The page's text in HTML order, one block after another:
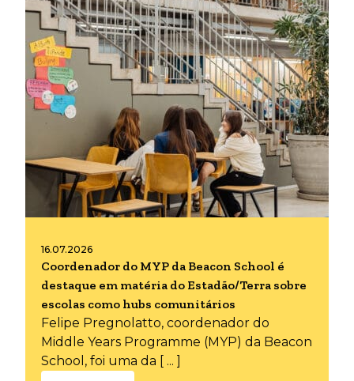
16.07.2026
Coordenador do MYP da Beacon School é
destaque em matéria do Estadão/Terra sobre
escolas como hubs comunitários
Felipe Pregnolatto, coordenador do
Middle Years Programme (MYP) da Beacon
School, foi uma da [ ... ]